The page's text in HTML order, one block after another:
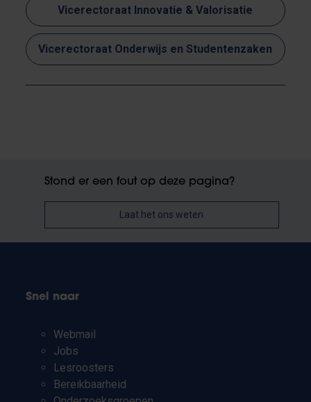
Vicerectoraat Innovatie & Valorisatie
Vicerectoraat Onderwijs en Studentenzaken
Stond er een fout op deze pagina?
Laat het ons weten
Snel naar
Webmail
Jobs
Lesroosters
Bereikbaarheid